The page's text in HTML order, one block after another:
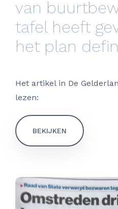
van
tafel heeft
het plan
Het artikel in De
lezen:
BEKIJKEN